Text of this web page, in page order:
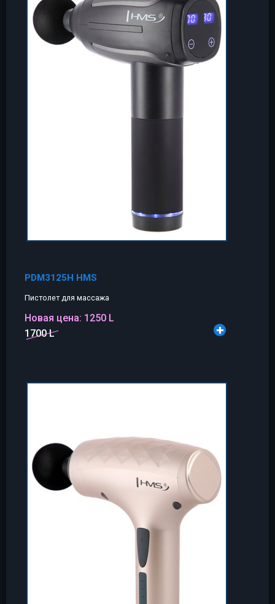
PDM3125H HMS
Пистолет для массажа
Новая цена: 1250 L
1700 L